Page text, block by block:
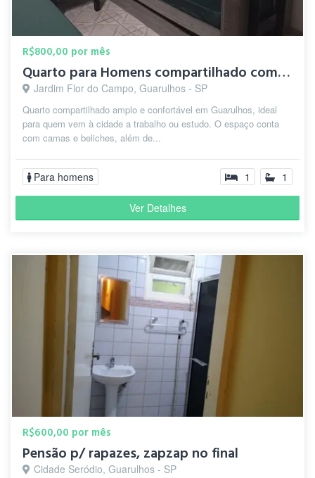
R$800,00 por mês
Quarto para Homens compartilhado com cama de solteiro
Jardim Flor do Campo, Guarulhos - SP
Quarto compartilhado amplo e confortável em Guarulhos, ideal
para quem vem à cidade a trabalho ou estudo. O espaço conta
com camas e beliches, além de...
Para homens 1 1
Ver Detalhes
R$600,00 por mês
Pensão p/ rapazes, zapzap no final
Cidade Seródio, Guarulhos - SP